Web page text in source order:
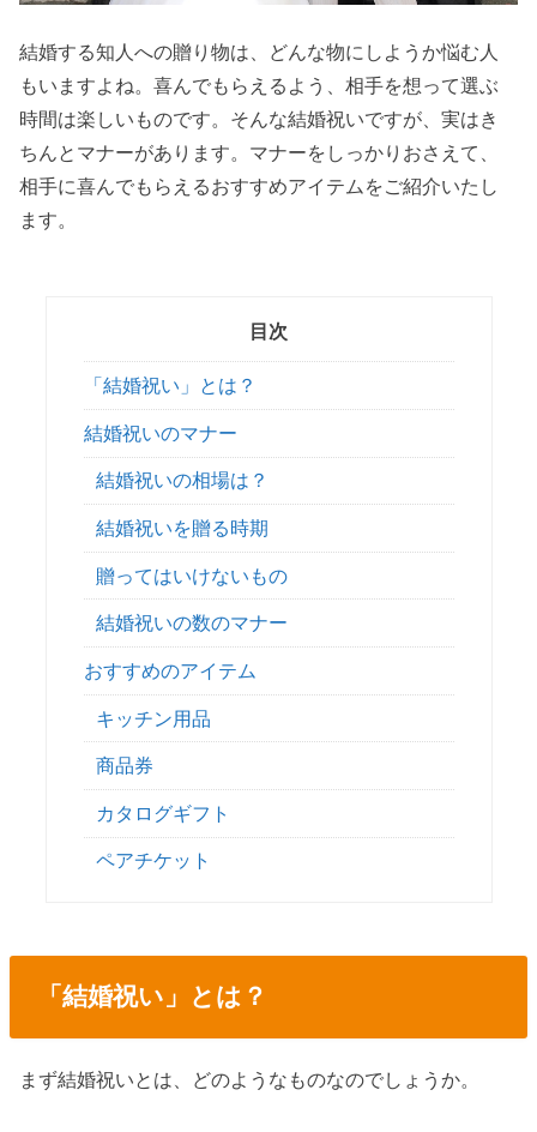
結婚する知人への贈り物は、どんな物にしようか悩む人
もいますよね。喜んでもらえるよう、相手を想って選ぶ
時間は楽しいものです。そんな結婚祝いですが、実はき
ちんとマナーがあります。マナーをしっかりおさえて、
相手に喜んでもらえるおすすめアイテムをご紹介いたし
ます。
目次
「結婚祝い」とは？
結婚祝いのマナー
結婚祝いの相場は？
結婚祝いを贈る時期
贈ってはいけないもの
結婚祝いの数のマナー
おすすめのアイテム
キッチン用品
商品券
カタログギフト
ペアチケット
「結婚祝い」とは？
まず結婚祝いとは、どのようなものなのでしょうか。